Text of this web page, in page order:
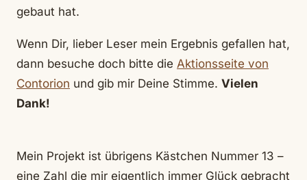
gebaut hat.
Wenn Dir, lieber Leser mein Ergebnis gefallen hat,
dann besuche doch bitte die Aktionsseite von
Contorion und gib mir Deine Stimme. Vielen
Dank!
Mein Projekt ist übrigens Kästchen Nummer 13 –
eine Zahl die mir eigentlich immer Glück gebracht